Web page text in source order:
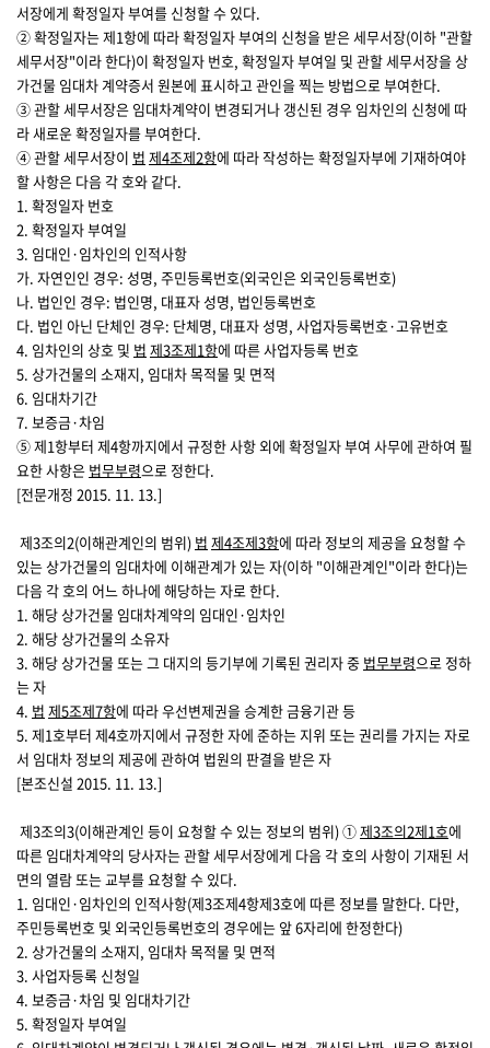
서장에게 확정일자 부여를 신청할 수 있다.
② 확정일자는 제1항에 따라 확정일자 부여의 신청을 받은 세무서장(이하 "관할
세무서장"이라 한다)이 확정일자 번호, 확정일자 부여일 및 관할 세무서장을 상
가건물 임대차 계약증서 원본에 표시하고 관인을 찍는 방법으로 부여한다.
③ 관할 세무서장은 임대차계약이 변경되거나 갱신된 경우 임차인의 신청에 따
라 새로운 확정일자를 부여한다.
④ 관할 세무서장이 법 제4조제2항에 따라 작성하는 확정일자부에 기재하여야
할 사항은 다음 각 호와 같다.
1. 확정일자 번호
2. 확정일자 부여일
3. 임대인·임차인의 인적사항
가. 자연인인 경우: 성명, 주민등록번호(외국인은 외국인등록번호)
나. 법인인 경우: 법인명, 대표자 성명, 법인등록번호
다. 법인 아닌 단체인 경우: 단체명, 대표자 성명, 사업자등록번호·고유번호
4. 임차인의 상호 및 법 제3조제1항에 따른 사업자등록 번호
5. 상가건물의 소재지, 임대차 목적물 및 면적
6. 임대차기간
7. 보증금·차임
⑤ 제1항부터 제4항까지에서 규정한 사항 외에 확정일자 부여 사무에 관하여 필
요한 사항은 법무부령으로 정한다.
[전문개정 2015. 11. 13.]
제3조의2(이해관계인의 범위) 법 제4조제3항에 따라 정보의 제공을 요청할 수
있는 상가건물의 임대차에 이해관계가 있는 자(이하 "이해관계인"이라 한다)는
다음 각 호의 어느 하나에 해당하는 자로 한다.
1. 해당 상가건물 임대차계약의 임대인·임차인
2. 해당 상가건물의 소유자
3. 해당 상가건물 또는 그 대지의 등기부에 기록된 권리자 중 법무부령으로 정하
는 자
4. 법 제5조제7항에 따라 우선변제권을 승계한 금융기관 등
5. 제1호부터 제4호까지에서 규정한 자에 준하는 지위 또는 권리를 가지는 자로
서 임대차 정보의 제공에 관하여 법원의 판결을 받은 자
[본조신설 2015. 11. 13.]
제3조의3(이해관계인 등이 요청할 수 있는 정보의 범위)①제3조의2제1호에
따른 임대차계약의 당사자는 관할 세무서장에게 다음 각 호의 사항이 기재된 서
면의 열람 또는 교부를 요청할 수 있다.
1. 임대인·임차인의 인적사항(제3조제4항제3호에 따른 정보를 말한다. 다만,
주민등록번호 및 외국인등록번호의 경우에는 앞 6자리에 한정한다)
2. 상가건물의 소재지, 임대차 목적물 및 면적
3. 사업자등록 신청일
4. 보증금·차임 및 임대차기간
5. 확정일자 부여일